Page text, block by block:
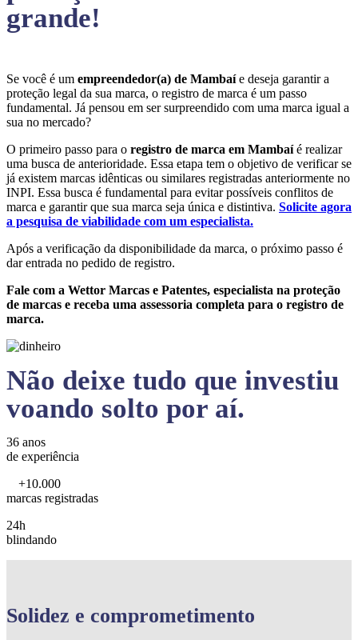
grande!
Se você é um empreendedor(a) de Mambaíe deseja garantir a
proteção legal da sua marca, o registro de marca é um passo
fundamental. Já pensou em ser surpreendido com uma marca igual a
sua no mercado?
O primeiro passo para o registro de marca em Mambaíé realizar
uma busca de anterioridade. Essa etapa tem o objetivo de verificar se
já existem marcas idênticas ou similares registradas anteriormente no
INPI. Essa busca é fundamental para evitar possíveis conflitos de
marca e garantir que sua marca seja única e distintiva. Solicite agora
a pesquisa de viabilidade com um especialista.
Após a verificação da disponibilidade da marca, o próximo passo é
dar entrada no pedido de registro.
Fale com a Wettor Marcas e Patentes, especialista na proteção
de marcas e receba uma assessoria completa para o registro de
marca.
Não deixe tudo que investiu
voando solto por aí.
36 anos
de experiência
+10.000
marcas registradas
24h
blindando
Solidez e comprometimento